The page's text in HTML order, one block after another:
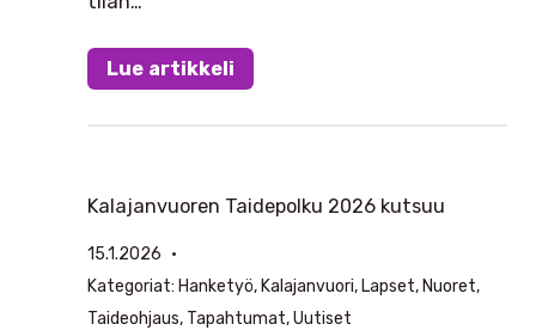
Lue artikkeli
Kalajanvuoren Taidepolku 2026 kutsuu
15.1.2026
Kategoriat: Hanketyö, Kalajanvuori, Lapset, Nuoret
Taideohjaus, Tapahtumat, Uutiset